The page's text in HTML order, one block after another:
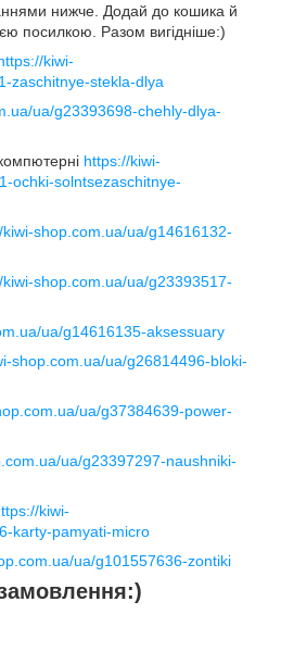
нижче. Додай до кошика й
посилкою. Разом вигідніше:)
kiwi-
zaschitnye-stekla-dlya
ua/g23393698-chehly-dlya-
https://kiwi-
ochki-solntsezaschitnye-
kiwi-shop.com.ua/ua/g14616132-
kiwi-shop.com.ua/ua/g23393517-
ua/g14616135-aksessuary
shop.com.ua/ua/g26814496-bloki-
ua/g37384639-power-
ua/g23397297-naushniki-
kiwi-
karty-pamyati-micro
ua/g101557636-zontiki